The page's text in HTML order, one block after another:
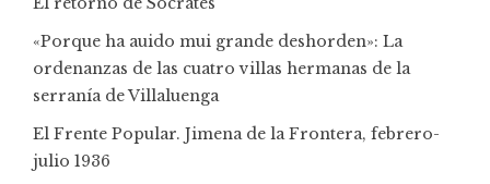
«Porque ha auido mui grande deshorden»: La
ordenanzas de las cuatro villas hermanas de la
serranía de Villaluenga
El Frente Popular. Jimena de la Frontera, febrero-
julio 1936